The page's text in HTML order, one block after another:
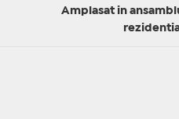
Amplasat in